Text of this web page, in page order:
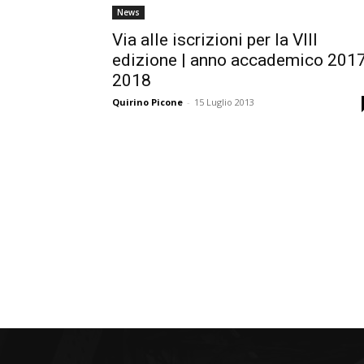
News
Via alle iscrizioni per la VIII
edizione | anno accademico
2018
Quirino Picone - 15 Luglio 2013